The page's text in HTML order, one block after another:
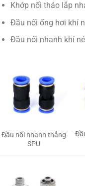
Khớp nối tháo lắp
Đầu nối ống hơi khí
Đầu nối nhanh khí
Đầu nối nhanh thẳng
SPU